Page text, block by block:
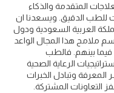
المتقدمة والذكاء
للطب الدقيق. ويسعدنا ان
العربية السعودية ودول
ملامح هذا المجال الواعد
فيما بينهم. فالطب
الرعاية الصحية
المعرفة وتبادل الخبرات
التعاونات المشتركة.